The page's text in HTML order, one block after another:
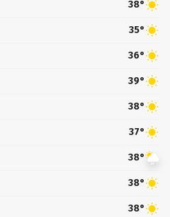
38°
35°
36°
39°
38°
37°
38°
38°
38°